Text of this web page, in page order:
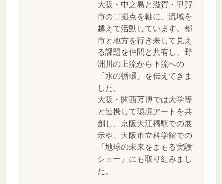
大阪・中之島と滋賀・甲賀
市の二拠点を軸に、流域を
越えて活動しています。都
市と地方を行き来して見え
る課題を仲間と共有し、野
洲川の上流から下流への
「水の循環」を伝えてきま
した。
大阪・関西万博では大学等
と連携して環境アートを共
創し、京阪大江橋駅での展
示や、大阪市立科学館での
『地球の未来をまもる実験
ショー』にも取り組みまし
た。